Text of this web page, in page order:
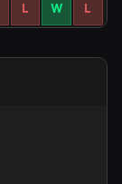
L W L